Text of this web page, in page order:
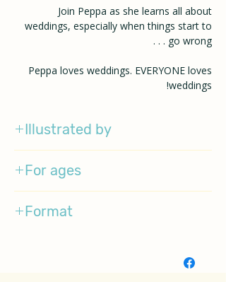
Join Peppa as she learns all about
weddings, especially when things start to
go wrong . . .
Peppa loves weddings. EVERYONE loves
weddings!
Illustrated by
For ages
Format